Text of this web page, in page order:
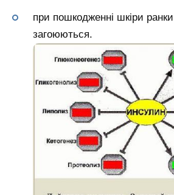
при пошкодженні шкіри
загоюються.